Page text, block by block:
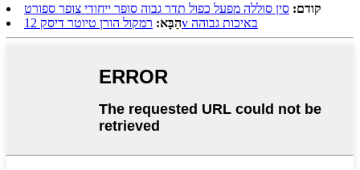
קודם: סין סוללה מפעל כפול תדר גבוה סופר ייחודי צופר ספורט
הַבָּא:
רמקול הורן טיוטר דיסק 12v באיכות גבוהה